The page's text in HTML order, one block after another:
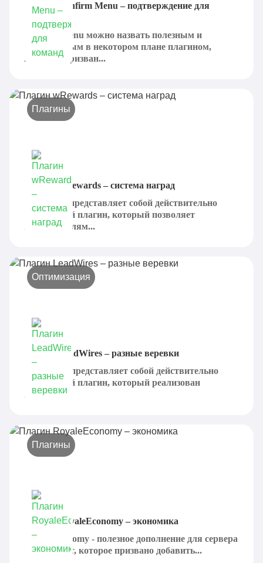
Плагин Confirm Menu – подтверждение для
Confirm Menu можно назвать полезным и
незаменимым в некотором плане плагином,
который призван...
Плагины
Плагин wRewards – система наград
wRewards представляет собой действительно
интересный плагин, который позволяет
пользователям...
Оптимизация
Плагин LeadWires – разные веревки
LeadWires представляет собой действительно
интересный плагин, который реализован
крайне...
Плагины
Плагин RoyaleEconomy – экономика
RoyaleEconomy - полезное дополнение для сервера
Майнкрафт, которое призвано добавить...